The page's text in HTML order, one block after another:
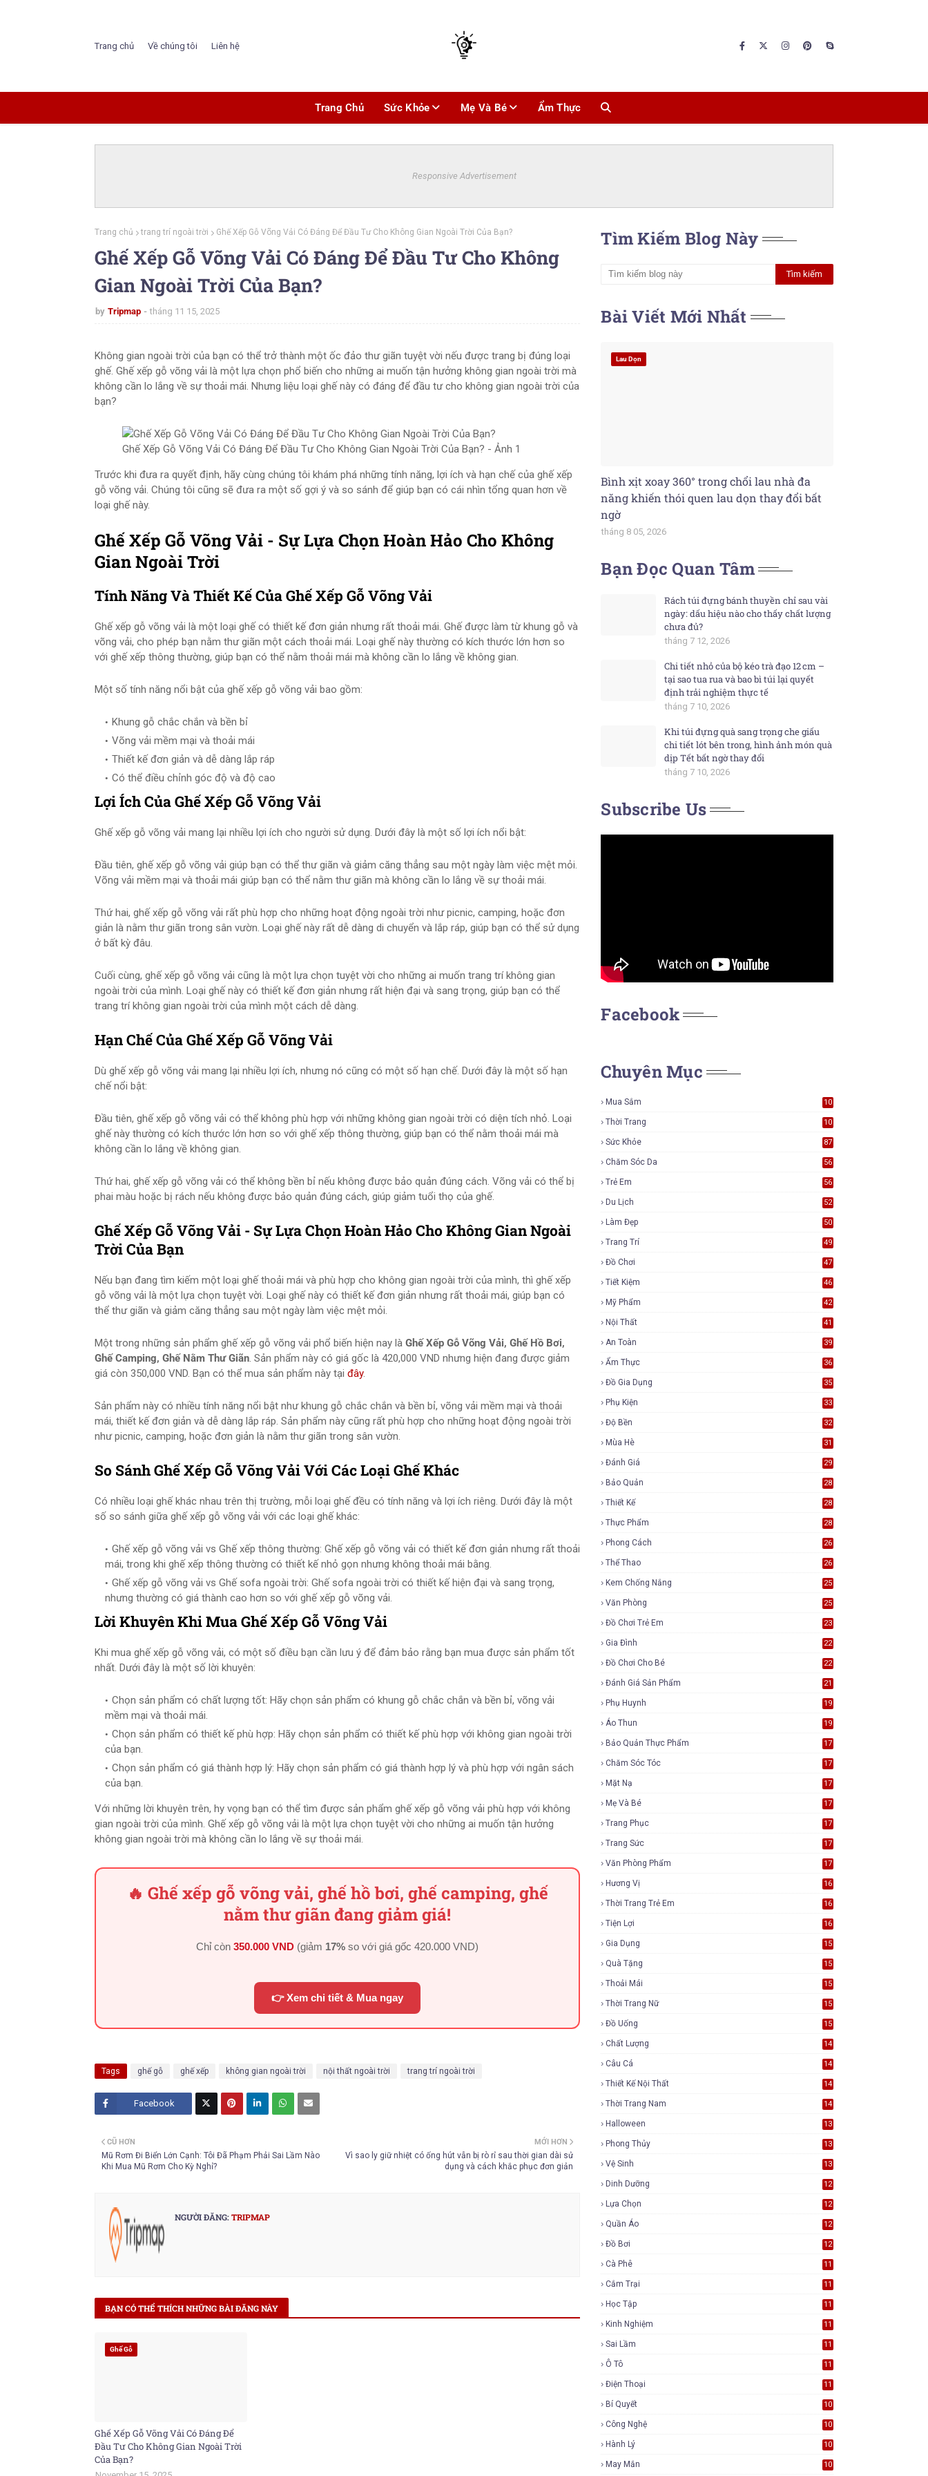
Trang chủ Về chúng tôi Liên hệ
Trang Chủ Sức Khỏe Mẹ Và Bé Ẩm Thực
Responsive Advertisement
Trang chủ trang trí ngoài trời Ghế Xếp Gỗ Võng Vải Có Đáng Để Đầu Tư Cho Không Gian Ngoài Trời Của Bạn?
Ghế Xếp Gỗ Võng Vải Có Đáng Để Đầu Tư Cho Không
Gian Ngoài Trời Của Bạn?
by Tripmap tháng 11 15, 2025
Không gian ngoài trời của bạn có thể trở thành một ốc đảo thư giãn tuyệt vời nếu được trang bị đúng loại
ghế. Ghế xếp gỗ võng vải là một lựa chọn phổ biến cho những ai muốn tận hưởng không gian ngoài trời mà
không cần lo lắng về sự thoải mái. Nhưng liệu loại ghế này có đáng để đầu tư cho không gian ngoài trời của
bạn?
Ghế Xếp Gỗ Võng Vải Có Đáng Để Đầu Tư Cho Không Gian Ngoài Trời Của Bạn? - Ảnh 1
Trước khi đưa ra quyết định, hãy cùng chúng tôi khám phá những tính năng, lợi ích và hạn chế của ghế xếp
gỗ võng vải. Chúng tôi cũng sẽ đưa ra một số gợi ý và so sánh để giúp bạn có cái nhìn tổng quan hơn về
loại ghế này.
Ghế Xếp Gỗ Võng Vải - Sự Lựa Chọn Hoàn Hảo Cho Không
Gian Ngoài Trời
Tính Năng Và Thiết Kế Của Ghế Xếp Gỗ Võng Vải
Ghế xếp gỗ võng vải là một loại ghế có thiết kế đơn giản nhưng rất thoải mái. Ghế được làm từ khung gỗ và
võng vải, cho phép bạn nằm thư giãn một cách thoải mái. Loại ghế này thường có kích thước lớn hơn so
với ghế xếp thông thường, giúp bạn có thể nằm thoải mái mà không cần lo lắng về không gian.
Một số tính năng nổi bật của ghế xếp gỗ võng vải bao gồm:
Khung gỗ chắc chắn và bền bỉ
Võng vải mềm mại và thoải mái
Thiết kế đơn giản và dễ dàng lắp ráp
Có thể điều chỉnh góc độ và độ cao
Lợi Ích Của Ghế Xếp Gỗ Võng Vải
Ghế xếp gỗ võng vải mang lại nhiều lợi ích cho người sử dụng. Dưới đây là một số lợi ích nổi bật:
Đầu tiên, ghế xếp gỗ võng vải giúp bạn có thể thư giãn và giảm căng thẳng sau một ngày làm việc mệt mỏi.
Võng vải mềm mại và thoải mái giúp bạn có thể nằm thư giãn mà không cần lo lắng về sự thoải mái.
Thứ hai, ghế xếp gỗ võng vải rất phù hợp cho những hoạt động ngoài trời như picnic, camping, hoặc đơn
giản là nằm thư giãn trong sân vườn. Loại ghế này rất dễ dàng di chuyển và lắp ráp, giúp bạn có thể sử dụng
ở bất kỳ đâu.
Cuối cùng, ghế xếp gỗ võng vải cũng là một lựa chọn tuyệt vời cho những ai muốn trang trí không gian
ngoài trời của mình. Loại ghế này có thiết kế đơn giản nhưng rất hiện đại và sang trọng, giúp bạn có thể
trang trí không gian ngoài trời của mình một cách dễ dàng.
Hạn Chế Của Ghế Xếp Gỗ Võng Vải
Dù ghế xếp gỗ võng vải mang lại nhiều lợi ích, nhưng nó cũng có một số hạn chế. Dưới đây là một số hạn
chế nổi bật:
Đầu tiên, ghế xếp gỗ võng vải có thể không phù hợp với những không gian ngoài trời có diện tích nhỏ. Loại
ghế này thường có kích thước lớn hơn so với ghế xếp thông thường, giúp bạn có thể nằm thoải mái mà
không cần lo lắng về không gian.
Thứ hai, ghế xếp gỗ võng vải có thể không bền bỉ nếu không được bảo quản đúng cách. Võng vải có thể bị
phai màu hoặc bị rách nếu không được bảo quản đúng cách, giúp giảm tuổi thọ của ghế.
Ghế Xếp Gỗ Võng Vải - Sự Lựa Chọn Hoàn Hảo Cho Không Gian Ngoài
Trời Của Bạn
Nếu bạn đang tìm kiếm một loại ghế thoải mái và phù hợp cho không gian ngoài trời của mình, thì ghế xếp
gỗ võng vải là một lựa chọn tuyệt vời. Loại ghế này có thiết kế đơn giản nhưng rất thoải mái, giúp bạn có
thể thư giãn và giảm căng thẳng sau một ngày làm việc mệt mỏi.
Một trong những sản phẩm ghế xếp gỗ võng vải phổ biến hiện nay là Ghế Xếp Gỗ Võng Vải, Ghế Hồ Bơi,
Ghế Camping, Ghế Nằm Thư Giãn. Sản phẩm này có giá gốc là 420,000 VND nhưng hiện đang được giảm
giá còn 350,000 VND. Bạn có thể mua sản phẩm này tại đây.
Sản phẩm này có nhiều tính năng nổi bật như khung gỗ chắc chắn và bền bỉ, võng vải mềm mại và thoải
mái, thiết kế đơn giản và dễ dàng lắp ráp. Sản phẩm này cũng rất phù hợp cho những hoạt động ngoài trời
như picnic, camping, hoặc đơn giản là nằm thư giãn trong sân vườn.
So Sánh Ghế Xếp Gỗ Võng Vải Với Các Loại Ghế Khác
Có nhiều loại ghế khác nhau trên thị trường, mỗi loại ghế đều có tính năng và lợi ích riêng. Dưới đây là một
số so sánh giữa ghế xếp gỗ võng vải với các loại ghế khác:
Ghế xếp gỗ võng vải vs Ghế xếp thông thường: Ghế xếp gỗ võng vải có thiết kế đơn giản nhưng rất thoải
mái, trong khi ghế xếp thông thường có thiết kế nhỏ gọn nhưng không thoải mái bằng.
Ghế xếp gỗ võng vải vs Ghế sofa ngoài trời: Ghế sofa ngoài trời có thiết kế hiện đại và sang trọng,
nhưng thường có giá thành cao hơn so với ghế xếp gỗ võng vải.
Lời Khuyên Khi Mua Ghế Xếp Gỗ Võng Vải
Khi mua ghế xếp gỗ võng vải, có một số điều bạn cần lưu ý để đảm bảo rằng bạn mua được sản phẩm tốt
nhất. Dưới đây là một số lời khuyên:
Chọn sản phẩm có chất lượng tốt: Hãy chọn sản phẩm có khung gỗ chắc chắn và bền bỉ, võng vải
mềm mại và thoải mái.
Chọn sản phẩm có thiết kế phù hợp: Hãy chọn sản phẩm có thiết kế phù hợp với không gian ngoài trời
của bạn.
Chọn sản phẩm có giá thành hợp lý: Hãy chọn sản phẩm có giá thành hợp lý và phù hợp với ngân sách
của bạn.
Với những lời khuyên trên, hy vọng bạn có thể tìm được sản phẩm ghế xếp gỗ võng vải phù hợp với không
gian ngoài trời của mình. Ghế xếp gỗ võng vải là một lựa chọn tuyệt vời cho những ai muốn tận hưởng
không gian ngoài trời mà không cần lo lắng về sự thoải mái.
🔥 Ghế xếp gỗ võng vải, ghế hồ bơi, ghế camping, ghế
nằm thư giãn đang giảm giá!
Chỉ còn350.000 VND (giảm 17% so với giá gốc420.000 VND)
👉 Xem chi tiết & Mua ngay
Tags ghế gỗ ghế xếp không gian ngoài trời nội thất ngoài trời trang trí ngoài trời
Facebook
MỚI HƠN
Vì sao ly giữ nhiệt có ống hút vẫn bị rò rỉ sau thời gian dài sử
dụng và cách khắc phục đơn giản
CŨ HƠN
Mũ Rơm Đi Biển Lớn Cạnh: Tôi Đã Phạm Phải Sai Lầm Nào
Khi Mua Mũ Rơm Cho Kỳ Nghỉ?
NGƯỜI ĐĂNG:TRIPMAP
BẠN CÓ THỂ THÍCH NHỮNG BÀI ĐĂNG NÀY
Ghế Gỗ
Ghế Xếp Gỗ Võng Vải Có Đáng Để
Đầu Tư Cho Không Gian Ngoài Trời
Của Bạn?
Tìm Kiếm Blog Này
Bài Viết Mới Nhất
Lau Dọn
Bình xịt xoay 360° trong chổi lau nhà đa
năng khiến thói quen lau dọn thay đổi bất
ngờ
tháng 8 05, 2026
Bạn Đọc Quan Tâm
Rách túi đựng bánh thuyền chỉ sau vài
ngày: dấu hiệu nào cho thấy chất lượng
chưa đủ?
tháng 7 12, 2026
Chi tiết nhỏ của bộ kéo trà đạo 12 cm –
tại sao tua rua và bao bì túi lại quyết
định trải nghiệm thực tế
tháng 7 10, 2026
Khi túi đựng quà sang trọng che giấu
chi tiết lót bên trong, hình ảnh món quà
dịp Tết bất ngờ thay đổi
tháng 7 10, 2026
Subscribe Us
Facebook
Chuyên Mục
Mua Sắm
10
Thời Trang
10
Sức Khỏe 87
Chăm Sóc Da 56
Trẻ Em 56
Du Lịch 52
Làm Đẹp 50
Trang Trí 49
Đồ Chơi 47
Tiết Kiệm 46
Mỹ Phẩm 42
Nội Thất 41
An Toàn 39
Ẩm Thực 36
Đồ Gia Dụng 35
Phụ Kiện 33
Độ Bền 32
Mùa Hè 31
Đánh Giá 29
Bảo Quản 28
Thiết Kế 28
Thực Phẩm 28
Phong Cách 26
Thể Thao 26
Kem Chống Nắng 25
Văn Phòng 25
Đồ Chơi Trẻ Em 23
Gia Đình 22
Đồ Chơi Cho Bé 22
Đánh Giá Sản Phẩm 21
Phụ Huynh 19
Áo Thun 19
Bảo Quản Thực Phẩm 17
Chăm Sóc Tóc 17
Mặt Nạ 17
Mẹ Và Bé 17
Trang Phục 17
Trang Sức 17
Văn Phòng Phẩm 17
Hương Vị 16
Thời Trang Trẻ Em 16
Tiện Lợi 16
Gia Dụng 15
Quà Tặng 15
Thoải Mái 15
Thời Trang Nữ 15
Đồ Uống 15
Chất Lượng 14
Câu Cá 14
Thiết Kế Nội Thất 14
Thời Trang Nam 14
Halloween 13
Phong Thủy 13
Vệ Sinh 13
Dinh Dưỡng 12
Lựa Chọn 12
Quần Áo 12
Đồ Bơi 12
Cà Phê 11
Cắm Trại 11
Học Tập 11
Kinh Nghiệm 11
Sai Lầm 11
Ô Tô 11
Điện Thoại 11
Bí Quyết 10
Công Nghệ 10
Hành Lý 10
May Mắn 10